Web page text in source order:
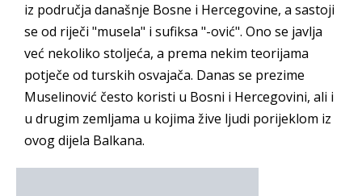
iz područja današnje Bosne i Hercegovine, a sastoji
se od riječi "musela" i sufiksa "-ović". Ono se javlja
već nekoliko stoljeća, a prema nekim teorijama
potječe od turskih osvajača. Danas se prezime
Muselinović često koristi u Bosni i Hercegovini, ali i
u drugim zemljama u kojima žive ljudi porijeklom iz
ovog dijela Balkana.